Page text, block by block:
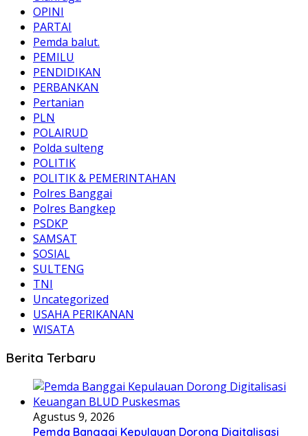
OPINI
PARTAI
Pemda balut.
PEMILU
PENDIDIKAN
PERBANKAN
Pertanian
PLN
POLAIRUD
Polda sulteng
POLITIK
POLITIK & PEMERINTAHAN
Polres Banggai
Polres Bangkep
PSDKP
SAMSAT
SOSIAL
SULTENG
TNI
Uncategorized
USAHA PERIKANAN
WISATA
Berita Terbaru
Agustus 9, 2026
Pemda Banggai Kepulauan Dorong Digitalisasi